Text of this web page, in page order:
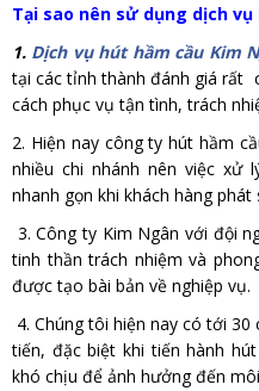
Tại sao nên sử dụng dịch
1. Dịch vụ hút hầm cầu Kim
tại các tỉnh thành đánh giá rất
cách phục vụ tận tình, trách
2. Hiện nay công ty hút hầm
nhiều chi nhánh nên việc xử
nhanh gọn khi khách hàng
3. Công ty Kim Ngân với đội
tinh thần trách nhiệm và
được tạo bài bản về nghiệp vụ.
4. Chúng tôi hiện nay có tới 30
tiến, đặc biệt khi tiến hành
khó chịu để ảnh hưởng đến